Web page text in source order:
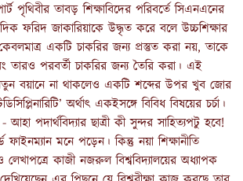
পৃথিবীর তাবড় শিক্ষাবিদের পরিবর্তে সিএনএনের
ফরিদ জাকারিয়াকে উদ্ধৃত করে বলে উচ্চশিক্ষার
একটি চাকরির জন্য প্রস্তুত করা নয়, তাকে
তারও পরবর্তী চাকরির জন্য তৈরি করা। এই
নতুন বয়ানে না থাকলেও একটি শব্দের উপর খুব জোর
অর্থাৎ একইসঙ্গে বিবিধ বিষয়ের চর্চা।
পদার্থবিদ্যার ছাত্রী কী সুন্দর সাহিত্যপটু হবে!
ফাইনম্যান মনে পড়েন। কিন্তু নয়া শিক্ষানীতি
কাজী নজরুল বিশ্ববিদ্যালয়ের অধ্যাপক